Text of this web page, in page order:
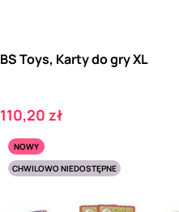
BS Toys, Karty do gry XL
Cena
110,20 zł
NOWY
CHWILOWO NIEDOSTĘPNE